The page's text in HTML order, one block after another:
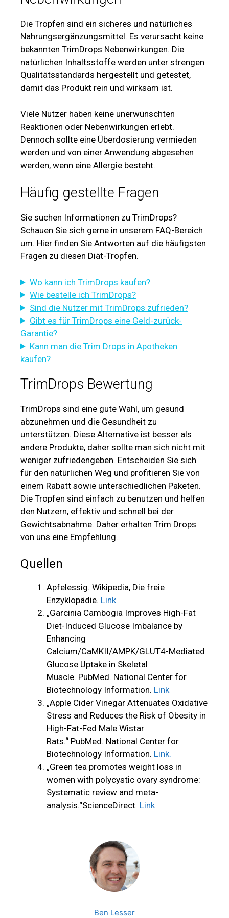
Die Tropfen sind ein sicheres und natürliches
Nahrungsergänzungsmittel. Es verursacht keine
bekannten TrimDrops Nebenwirkungen. Die
natürlichen Inhaltsstoffe werden unter strengen
Qualitätsstandards hergestellt und getestet,
damit das Produkt rein und wirksam ist.
Viele Nutzer haben keine unerwünschten
Reaktionen oder Nebenwirkungen erlebt.
Dennoch sollte eine Überdosierung vermieden
werden und von einer Anwendung abgesehen
werden, wenn eine Allergie besteht.
Häufig gestellte Fragen
Sie suchen Informationen zu TrimDrops?
Schauen Sie sich gerne in unserem FAQ-Bereich
um. Hier finden Sie Antworten auf die häufigsten
Fragen zu diesen Diät-Tropfen.
Wo kann ich TrimDrops kaufen?
Wie bestelle ich TrimDrops?
Sind die Nutzer mit TrimDrops zufrieden?
Gibt es für TrimDrops eine Geld-zurück-
Garantie?
Kann man die Trim Drops in Apotheken
kaufen?
TrimDrops Bewertung
TrimDrops sind eine gute Wahl, um gesund
abzunehmen und die Gesundheit zu
unterstützen. Diese Alternative ist besser als
andere Produkte, daher sollte man sich nicht mit
weniger zufriedengeben. Entscheiden Sie sich
für den natürlichen Weg und profitieren Sie von
einem Rabatt sowie unterschiedlichen Paketen.
Die Tropfen sind einfach zu benutzen und helfen
den Nutzern, effektiv und schnell bei der
Gewichtsabnahme. Daher erhalten Trim Drops
von uns eine Empfehlung.
Quellen
Apfelessig. Wikipedia, Die freie
Enzyklopädie. Link
„Garcinia Cambogia Improves High-Fat
Diet-Induced Glucose Imbalance by
Enhancing
Calcium/CaMKII/AMPK/GLUT4-Mediated
Glucose Uptake in Skeletal
Muscle. PubMed. National Center for
Biotechnology Information. Link
„Apple Cider Vinegar Attenuates Oxidative
Stress and Reduces the Risk of Obesity in
High-Fat-Fed Male Wistar
Rats.“ PubMed. National Center for
Biotechnology Information. Link.
„Green tea promotes weight loss in
women with polycystic ovary syndrome:
Systematic review and meta-
analysis.“ScienceDirect. Link
Ben Lesser